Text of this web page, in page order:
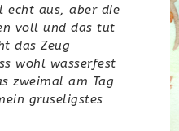
echt aus, aber die
voll und das tut
das Zeug
wohl wasserfest
zweimal am Tag
gruseligstes